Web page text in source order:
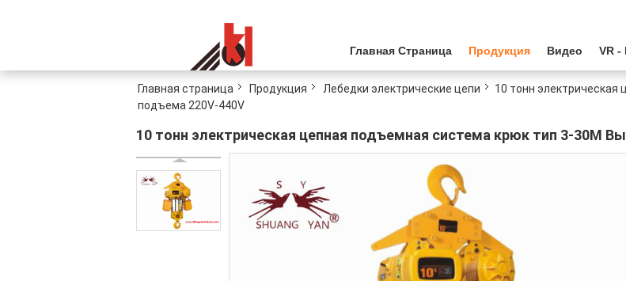
Главная Страница Продукция Видео VR
Главная страница Продукция Лебедки электрические цепи
10 тонн
подъема 220V-440V
10 тонн электрическая цепная подъемная система крюк тип 3-30M